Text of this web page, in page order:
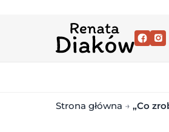
Strona główna → „Co